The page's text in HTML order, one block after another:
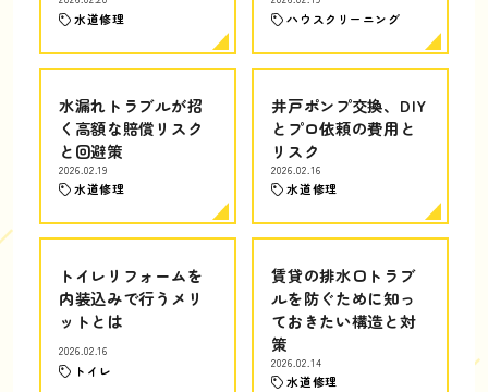
水道修理 ハウスクリーニング
水漏れトラブルが招
く高額な賠償リスク
と回避策
2026.02.19
水道修理
井戸ポンプ交換、DIY
とプロ依頼の費用と
リスク
2026.02.16
水道修理
トイレリフォームを
内装込みで行うメリ
ットとは
2026.02.16
トイレ
賃貸の排水口トラブ
ルを防ぐために知っ
ておきたい構造と対
策
2026.02.14
水道修理